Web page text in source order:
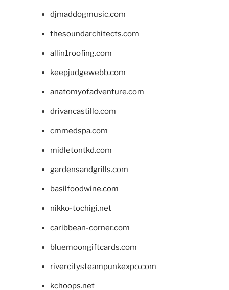
djmaddogmusic.com
thesoundarchitects.com
allin1roofing.com
keepjudgewebb.com
anatomyofadventure.com
drivancastillo.com
cmmedspa.com
midletontkd.com
gardensandgrills.com
basilfoodwine.com
nikko-tochigi.net
caribbean-corner.com
bluemoongiftcards.com
rivercitysteampunkexpo.com
kchoops.net